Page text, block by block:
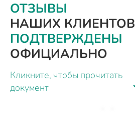
ОТЗЫВЫ
НАШИХ КЛИЕНТОВ
ПОДТВЕРЖДЕНЫ
ОФИЦИАЛЬНО
Кликните, чтобы прочитать
документ